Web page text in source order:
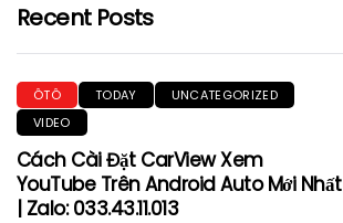
Recent Posts
ÔTÔ TODAY
UNCATEGORIZED
VIDEO
Cách Cài Đặt CarView Xem
YouTube Trên Android Auto Mới Nhất
| Zalo: 033.43.11.013